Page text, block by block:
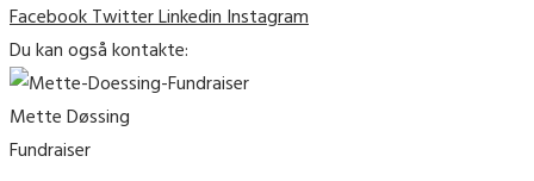
FacebookTwitterLinkedinInstagram
Du kan også kontakte:
Mette Døssing
Fundraiser